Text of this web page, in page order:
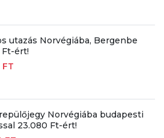
utazás Norvégiába, Bergenbe
Ft-ért!
FT
Norvégiába budapesti
23.080 Ft-ért!